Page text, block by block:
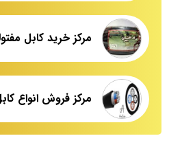
مرکز خرید کابل
مرکز فروش انواع